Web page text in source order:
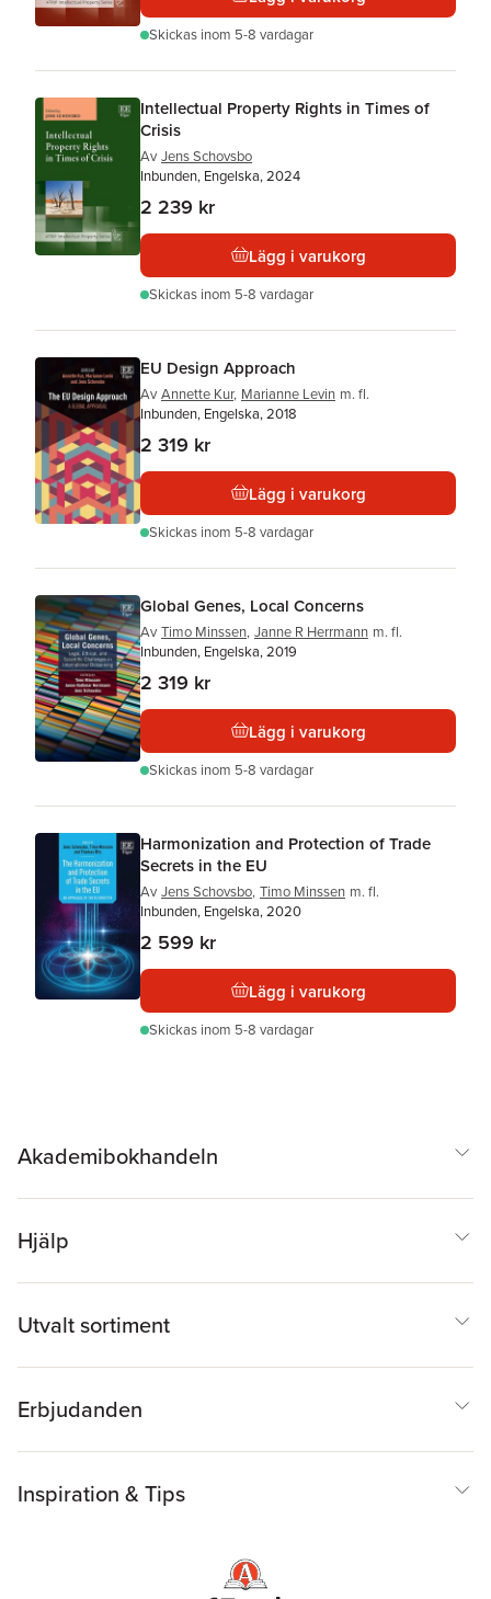
Skickas inom 5-8 vardagar
Intellectual Property Rights in Times of
Crisis
Av Jens Schovsbo
Inbunden, Engelska, 2024
2 239 kr
Lägg i varukorg
Skickas inom 5-8 vardagar
EU Design Approach
Av Annette Kur, Marianne Levin m. fl.
Inbunden, Engelska, 2018
2 319 kr
Lägg i varukorg
Skickas inom 5-8 vardagar
Global Genes, Local Concerns
Av Timo Minssen, Janne R Herrmann m. fl.
Inbunden, Engelska, 2019
2 319 kr
Lägg i varukorg
Skickas inom 5-8 vardagar
Harmonization and Protection of Trade
Secrets in the EU
Av Jens Schovsbo, Timo Minssen m. fl.
Inbunden, Engelska, 2020
2 599 kr
Lägg i varukorg
Skickas inom 5-8 vardagar
Akademibokhandeln
Hjälp
Utvalt sortiment
Erbjudanden
Inspiration & Tips